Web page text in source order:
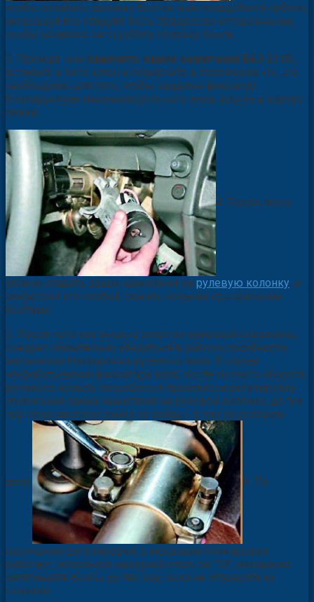
чтобы ослабить затяжку болтов вам понадобится зубило,
используя его следует быть предельно осторожными,
чтобы нечаянно не отрубить головку болта;
3. Прежде чем заменить замок зажигания ВАЗ 2110 ,
вставьте в него ключ и поверните в положение «I», это
необходимо для того, чтобы защелка-фиксатор
блокирующая механизм рулевого вала, вошла в корпус
замка.
4. После этого
можно ставить замок зажигания на рулевую колонку, и
закрепляя его скобой, зажать новыми крепежными
болтами.
5. После того как вынете ключ из замочной скважины,
следует обязательно убедиться в работоспособности
механизма блокировки рулевого вала. В случае
несрабатывания фиксатора вала, после полного оборота
рулевого колеса, потребуется произвести регулировку
положения замка зажигания на рулевой колонке, до тех
пор пока защелка замка не войдет в паз на рулевом
валу. 6. По
окончанию регулировки, а механизм блокировки
работает, используя накидной ключ на "10", аккуратно
затягивайте болты до тех пор, пока не оторвутся их
головки.